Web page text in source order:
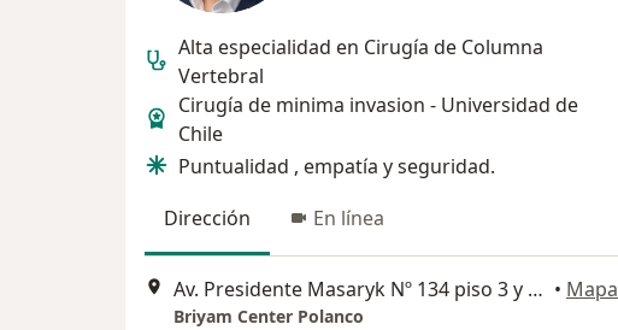
Alta especialidad en Cirugía de Columna
Vertebral
Cirugía de minima invasion - Universidad de
Chile
Puntualidad , empatía y seguridad.
Dirección
En línea
Av. Presidente Masaryk Nº 134 piso 3 y 4, Col. Polanco, CDMX, Ciudad de México • Mapa
Briyam Center Polanco